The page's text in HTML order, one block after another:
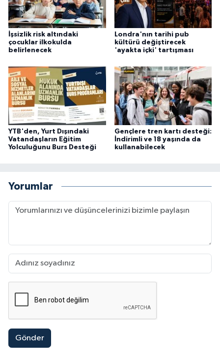
İşsizlik risk altındaki
çocuklar ilkokulda
belirlenecek
Londra'nın tarihi pub
kültürü değiştirecek
'ayakta içki' tartışması
YTB'den, Yurt Dışındaki
Vatandaşların Eğitim
Yolculuğunu Burs Desteği
Gençlere tren kartı desteği:
İndirimli ve 18 yaşında da
kullanabilecek
Yorumlar
Gönder